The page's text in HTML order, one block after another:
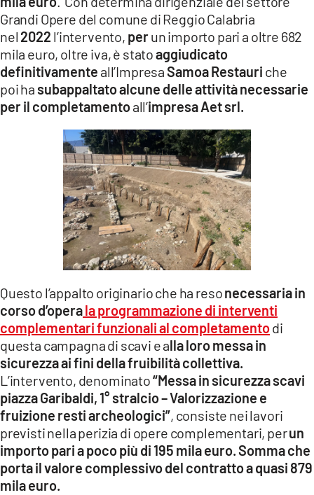
Grandi Opere del comune di Reggio Calabria
nel 2022 l’intervento, perun importo pari a oltre 682
mila euro, oltre iva, è statoaggiudicato
definitivamente all’ImpresaSamoa Restauri che
poi ha subappaltato alcune delle attività necessarie
per il completamentoall’impresa Aet srl.
Questo l’appalto originario che ha resonecessaria in
corso d’operala programmazione di interventi
complementari funzionali al completamentodi
questa campagna di scavi e alla loro messa in
sicurezza ai fini della fruibilità collettiva.
L’intervento, denominato“Messa in sicurezza scavi
piazza Garibaldi, 1° stralcio – Valorizzazione e
fruizione resti archeologici”, consiste nei lavori
previsti nella perizia di opere complementari, perun
importo pari a poco più di 195 mila euro. Somma che
porta il valore complessivo del contratto a quasi 879
mila euro.